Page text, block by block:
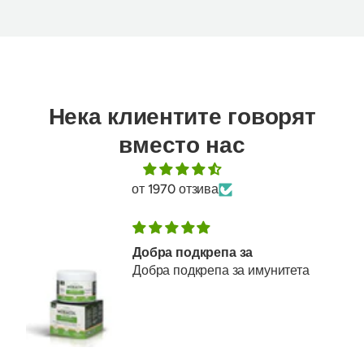
Нека клиентите говорят
вместо нас
от 1970 отзива
Добра подкрепа за
Добра подкрепа за имунитета